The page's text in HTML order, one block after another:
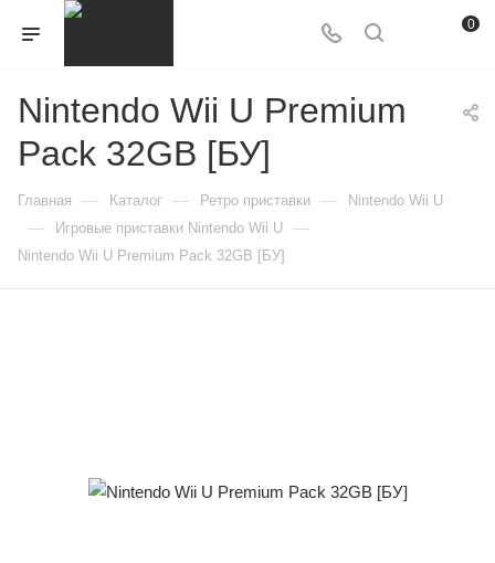
0
Nintendo Wii U Premium
Pack 32GB [БУ]
Главная — Каталог — Ретро приставки — Nintendo Wii U
— Игровые приставки Nintendo Wii U —
Nintendo Wii U Premium Pack 32GB [БУ]